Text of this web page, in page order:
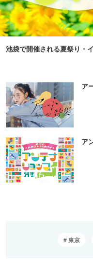
池袋で開催される夏祭り・
ア
ア
東京